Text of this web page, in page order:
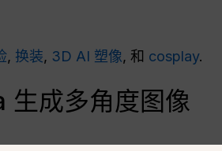
, 换装, 3D AI 塑像, 和 cosplay.
生成多角度图像